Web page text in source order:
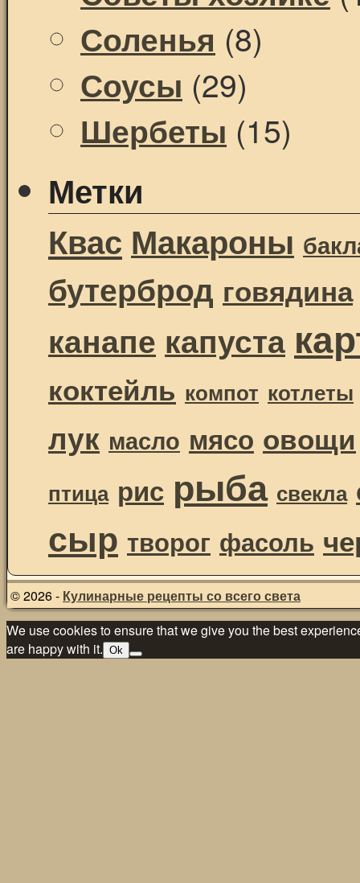
Соленья (8)
Соусы (29)
Шербеты (15)
Метки
Квас Макароны
бутерброд говядина
канапе капуста
коктейль компот котлеты
лук масло мясо овощи
птица рис рыба свекла
сыр творог фасоль
© 2026 - Кулинарные рецепты со всего света
We use cookies to ensure that we give you the best
are happy with it. Ok